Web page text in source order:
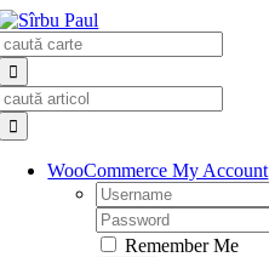
Skip
to
content
WooCommerce My Account
Username:
Password:
Remember Me